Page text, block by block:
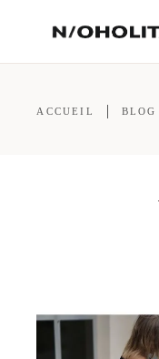
ACCUEIL BLOG